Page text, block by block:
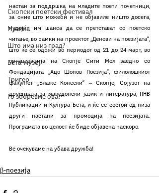
Скопски поетски фестивал
Музика
Што има низ град?
Бета-музеј
Тригер
Го зборевме ова?
настан за поддршка на младите поети почетници,
за оние што можеби и не објавиле ништо досега,
нудејќи им шанса да се претстават со поетско
читање, во рамки на проектот „Денови на поезијата“,
што ќе се одржи во периодот од 21 до 24 март, во
организација на Скопје Сити Мол заедно со
Фондацијата „Ацо Шопов Поезија“, филолошкиот
факултет „Блаже Конески“ ‒ Скопје, Сојузот на
друштвата за македонски јазик и литература, ПНВ
Публикации и Култура Бета, и ќе се состои од низа
други настани за промоција на поезијата.
Програмата во целост ќе биде објавена наскоро.
Ве очекуваме на убава дружба!
β-поезија